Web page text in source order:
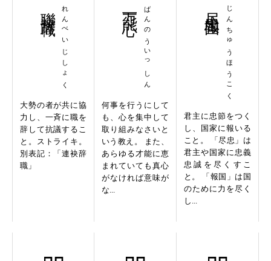
れんべいじしょく
大勢の者が共に協
力し、一斉に職を
辞して抗議するこ
と。ストライキ。
別表記：「連袂辞
職」
ばんのういっしん
何事を行うにして
も、心を集中して
取り組みなさいと
いう教え。 また、
あらゆる才能に恵
まれていても真心
がなければ意味が
な...
じんちゅうほうこく
君主に忠節をつく
し、国家に報いる
こと。 「尽忠」は
君主や国家に忠義
忠誠を尽くすこ
と。 「報国」は国
のために力を尽く
し...